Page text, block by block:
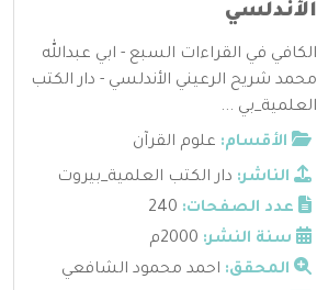
الأندلسي
الكافي في القراءات السبع - ابي عبدالله
محمد شريح الرعيني الأندلسي - دار الكتب
العلمية_بي ...
الأقسام: علوم القرآن
الناشر: دار الكتب العلمية_بيروت
عدد الصفحات:
سنة النشر:
المحقق: احمد محمود الشافعي